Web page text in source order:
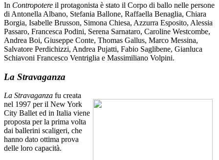
In Contropotere il protagonista è stato il Corpo di ballo nelle persone
di Antonella Albano, Stefania Ballone, Raffaella Benaglia, Chiara
Borgia, Isabelle Brusson, Simona Chiesa, Azzurra Esposito, Alessia
Passaro, Francesca Podini, Serena Sarnataro, Caroline Westcombe,
Andrea Boi, Giuseppe Conte, Thomas Gallus, Marco Messina,
Salvatore Perdichizzi, Andrea Pujatti, Fabio Saglibene, Gianluca
Schiavoni Francesco Ventriglia e Massimiliano Volpini.
La Stravaganza
La Stravaganza fu creata
nel 1997 per il New York
City Ballet ed in Italia viene
proposta per la prima volta
dai ballerini scaligeri, che
hanno dato ottima prova
delle loro capacità.